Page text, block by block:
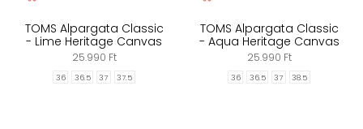
TOMS Alpargata Classic
- Lime Heritage Canvas
25.990 Ft
36 36.5 37 37.5
TOMS Alpargata Classic
- Aqua Heritage Canvas
25.990 Ft
36 36.5 37 38.5